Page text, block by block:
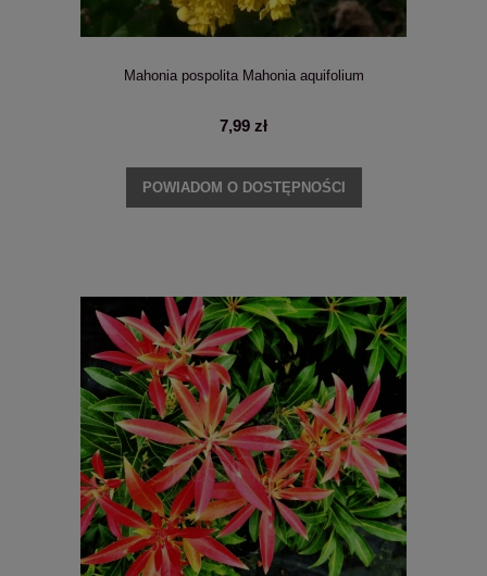
Mahonia pospolita Mahonia aquifolium
7,99 zł
POWIADOM O DOSTĘPNOŚCI